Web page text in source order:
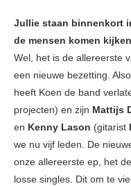
Jullie staan binnenkort
de mensen komen
Wel, het is de allereerste
een nieuwe bezetting.
heeft Koen de band
projecten) en zijn Mattijs
en Kenny Lason (gitarist
we nu vijf leden. De
onze allereerste ep, het
losse singles. Dit om te